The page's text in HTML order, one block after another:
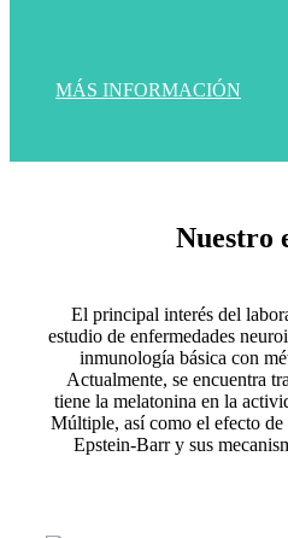
MÁS INFORMACIÓN
Nuestro
El principal interés del
estudio de enfermedades
inmunología básica con
Actualmente, se encuentra
tiene la melatonina en la
Múltiple, así como el efecto
Epstein-Barr y sus